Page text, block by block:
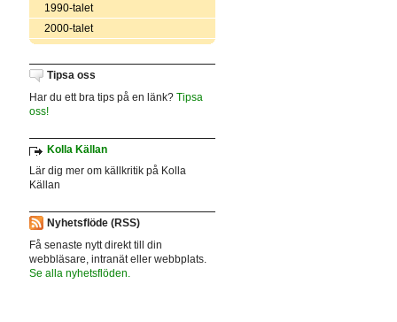
1990-talet
2000-talet
Tipsa oss
Har du ett bra tips på en länk? Tipsa
oss!
Kolla Källan
Lär dig mer om källkritik på Kolla
Källan
Nyhetsflöde (RSS)
Få senaste nytt direkt till din
webbläsare, intranät eller webbplats.
Se alla nyhetsflöden.